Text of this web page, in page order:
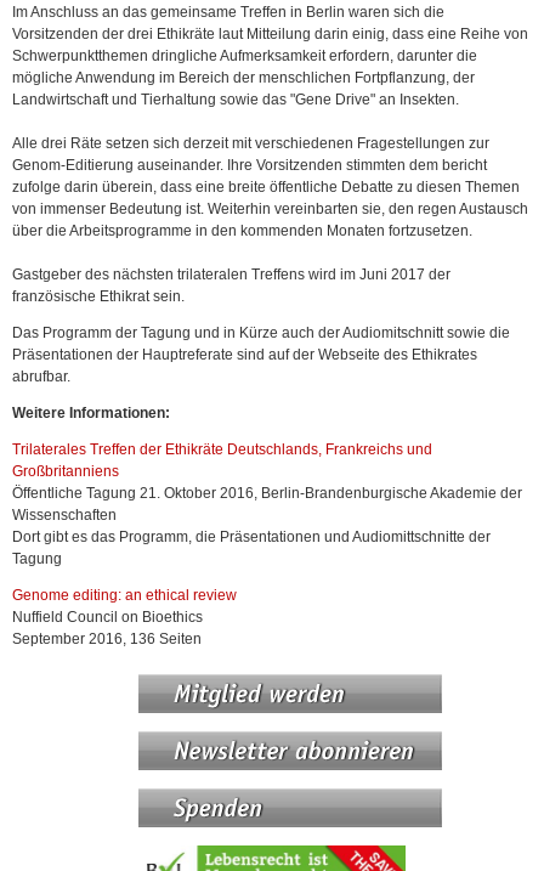
Im Anschluss an das gemeinsame Treffen in Berlin waren sich die
Vorsitzenden der drei Ethikräte laut Mitteilung darin einig, dass eine Reihe von
Schwerpunktthemen dringliche Aufmerksamkeit erfordern, darunter die
mögliche Anwendung im Bereich der menschlichen Fortpflanzung, der
Landwirtschaft und Tierhaltung sowie das "Gene Drive" an Insekten.
Alle drei Räte setzen sich derzeit mit verschiedenen Fragestellungen zur
Genom-Editierung auseinander. Ihre Vorsitzenden stimmten dem bericht
zufolge darin überein, dass eine breite öffentliche Debatte zu diesen Themen
von immenser Bedeutung ist. Weiterhin vereinbarten sie, den regen Austausch
über die Arbeitsprogramme in den kommenden Monaten fortzusetzen.
Gastgeber des nächsten trilateralen Treffens wird im Juni 2017 der
französische Ethikrat sein.
Das Programm der Tagung und in Kürze auch der Audiomitschnitt sowie die
Präsentationen der Hauptreferate sind auf der Webseite des Ethikrates
abrufbar.
Weitere Informationen:
Trilaterales Treffen der Ethikräte Deutschlands, Frankreichs und
Großbritanniens
Öffentliche Tagung 21. Oktober 2016, Berlin-Brandenburgische Akademie der
Wissenschaften
Dort gibt es das Programm, die Präsentationen und Audiomittschnitte der
Tagung
Genome editing: an ethical review
Nuffield Council on Bioethics
September 2016, 136 Seiten